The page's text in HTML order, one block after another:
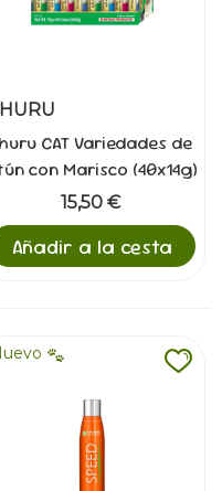
CAT Variedades de
con Marisco (40x14g)
15,50 €
Añadir a la cesta